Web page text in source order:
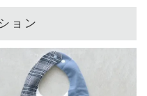
ョン